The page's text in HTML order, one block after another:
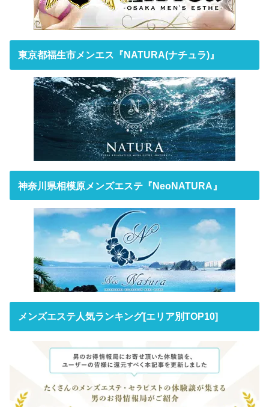
東京都福生市メンエス『NATURA(ナチュラ)』
神奈川県相模原メンズエステ『NeoNATURA』
メンズエステ人気ランキング[エリア別TOP10]